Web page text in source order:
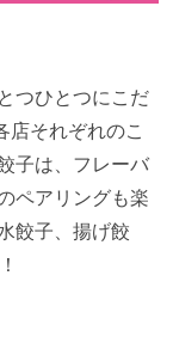
つひとつにこだ
店それぞれのこ
子は、フレーバ
ペアリングも楽
餃子、揚げ餃